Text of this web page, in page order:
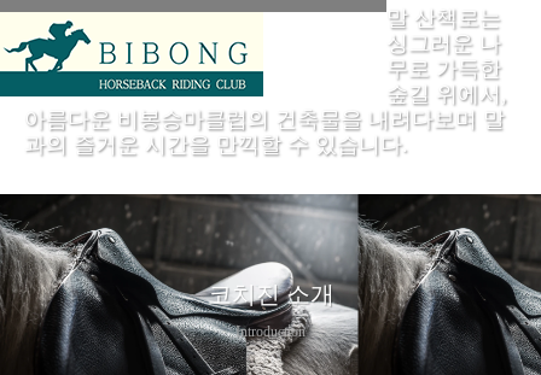
말 산책로는
싱그러운 나
무로 가득한
숲길 위에서,
아름다운 비봉승마클럽의 건축물을 내려다보며 말
과의 즐거운 시간을 만끽할 수 있습니다.
코치진 소개
Introduction